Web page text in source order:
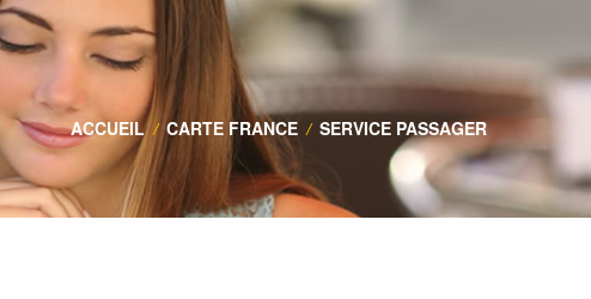
ACCUEIL / CARTE FRANCE / SERVICE PASSAGER